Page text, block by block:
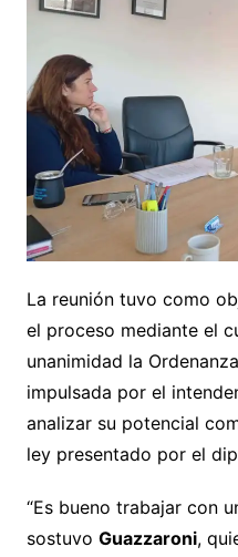
La reunión tuvo como
el proceso mediante el
unanimidad la
impulsada por el
analizar su potencial
ley presentado por el
“Es bueno trabajar con
sostuvo Guazzaroni,